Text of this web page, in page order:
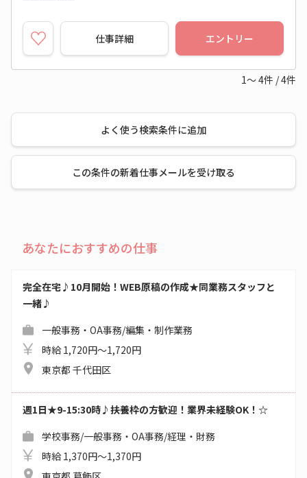
仕事詳細 エントリー
1～4件 /4件
よく使う検索条件に追加
この条件の新着仕事メールを受け取る
あなたにおすすめの仕事
完全在宅♪10月開始！WEB原稿の作成★同業務スタッフと
一緒♪
一般事務・OA事務/編集・制作業務
時給 1,720円～1,720円
東京都 千代田区
週1日★9-15:30時♪扶養枠の方歓迎！業界未経験OK！☆
学校事務/一般事務・OA事務/経理・財務
時給 1,370円～1,370円